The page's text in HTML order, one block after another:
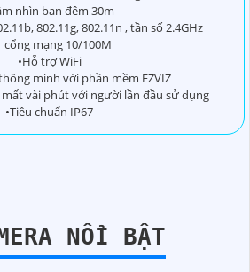
nhìn ban đêm 30m
802.11g, 802.11n , tần số 2.4GHz
cổng mạng 10/100M
•Hỗ trợ WiFi
minh với phần mềm EZVIZ
vài phút với người lần đầu sử dụng
•Tiêu chuẩn IP67
NỔI BẬT